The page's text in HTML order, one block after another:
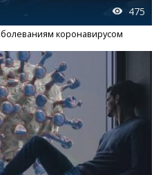
475
коронавирусом